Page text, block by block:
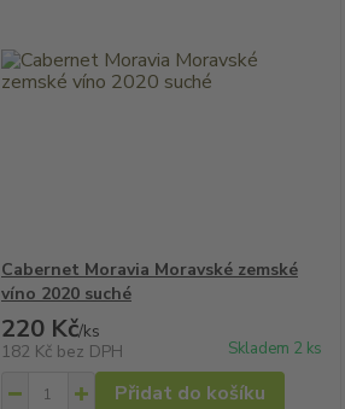
Cabernet Moravia Moravské zemské
víno 2020 suché
220 Kč/ks
182 Kč bez DPH Skladem 2 ks
Přidat do košíku